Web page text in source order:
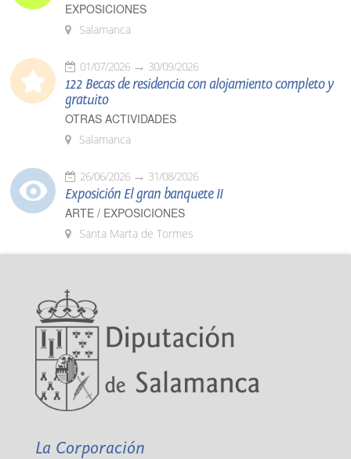
EXPOSICIONES
Salamanca
01/07/2026 30/09/2026
122 Becas de residencia con alojamiento completo y
gratuito
OTRAS ACTIVIDADES
Salamanca
26/06/2026 31/08/2026
Exposición El gran banquete II
ARTE / EXPOSICIONES
Santa Marta de Tormes
La Corporación